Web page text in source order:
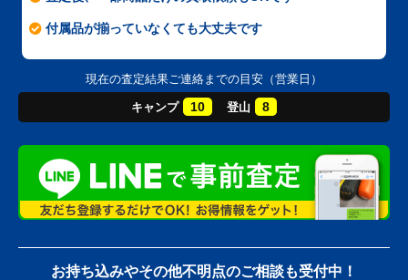
付属品が揃っていなくても大丈夫です
現在の査定結果ご連絡までの目安（営業日）
キャンプ 10 登山 8
お持ち込みやその他不明点のご相談も受付中！